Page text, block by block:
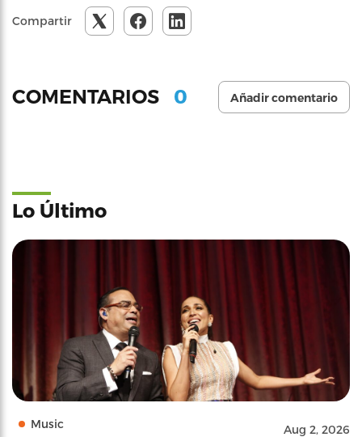
Compartir
COMENTARIOS 0 Añadir comentario
Lo Último
Music Aug 2, 2026